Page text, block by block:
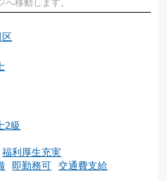
区
2級
福利厚生充実
即勤務可 交通費支給